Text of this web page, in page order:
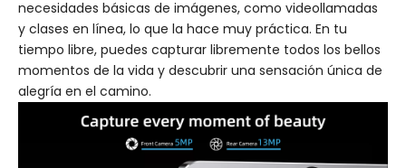
necesidades básicas de imágenes, como videollamadas
y clases en línea, lo que la hace muy práctica. En tu
tiempo libre, puedes capturar libremente todos los bellos
momentos de la vida y descubrir una sensación única de
alegría en el camino.